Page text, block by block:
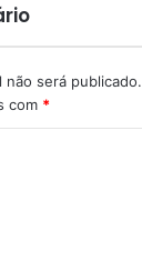
será publicado.
com *